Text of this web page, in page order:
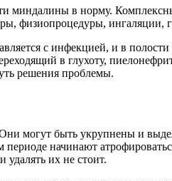
миндалины в норму.
физиопроцедуры, ингаляции,
с инфекцией, и в полости
в глухоту,
решения проблемы.
могут быть укрупнены и
начинают
их не стоит.